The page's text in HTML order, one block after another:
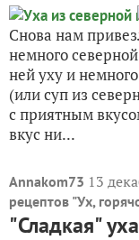
Снова нам
немного
ней уху и
(или суп из
с приятным
вкус ни...
Annakom73 13
рецептов "Ух,
"Сладкая" уха